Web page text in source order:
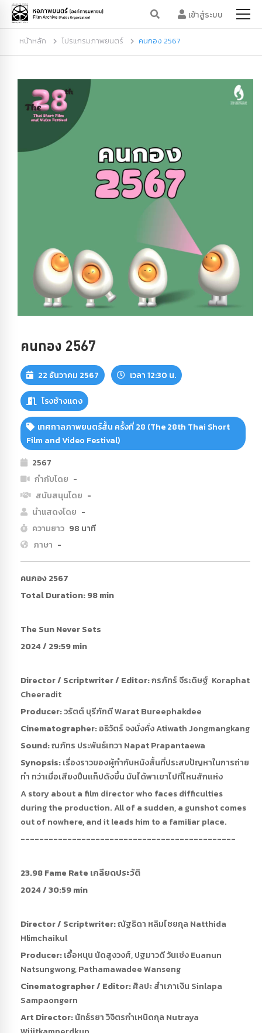
เข้าสู่ระบบ
หน้าหลัก โปรแกรมภาพยนตร์ คนกอง 2567
คนกอง 2567
22 ธันวาคม 2567 เวลา 12:30 น.
โรงช้างแดง
เทศกาลภาพยนตร์สั้น ครั้งที่ 28 (The 28th Thai Short
Film and Video Festival)
2567
กำกับโดย -
สนับสนุนโดย -
นำแสดงโดย -
ความยาว 98 นาที
ภาษา -
คนกอง 2567
Total Duration: 98 min
The Sun Never Sets
2024 / 29:59 min
Director / Scriptwriter / Editor:กรภัทร์ จีระดิษฐ์ Koraphat
Cheeradit
Producer:วรัตต์ บุรีภักดี Warat Bureephakdee
Cinematographer:อธิวัตร์ จงมั่งคั่ง Atiwath Jongmangkang
Sound:ณภัทร ประพันธ์เทวา Napat Prapantaewa
Synopsis:เรื่องราวของผู้กำกับหนังสั้นที่ประสบปัญหาในการถ่าย
ทำ ทว่าเมื่อเสียงปืนแก็ปดังขึ้น มันได้พาเขาไปที่ไหนสักแห่ง
A story about a film director who faces difficulties
during the production. All of a sudden, a gunshot comes
out of nowhere, and it leads him to a familiar place.
----------------------------------------------
23.98 Fame Rate เกลียดประวัติ
2024 / 30:59 min
Director / Scriptwriter:ณัฐธิดา หลิมไชยกุล Natthida
Hlimchaikul
Producer:เอื้อหนุน นัดสูงวงศ์, ปฐมาวดี วันเซ่ง Euanun
Natsungwong, Pathamawadee Wanseng
Cinematographer / Editor:ศิลปะ สำเภาเงิน Sinlapa
Sampaongern
Art Director:นัทธ์รยา วิจิตรกำเหนิดกุล Nutraya